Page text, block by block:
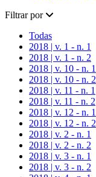
Filtrar por
Todas
2018 | v. 1 - n. 1
2018 | v. 1 - n. 2
2018 | v. 10 - n. 1
2018 | v. 10 - n. 2
2018 | v. 11 - n. 1
2018 | v. 11 - n. 2
2018 | v. 12 - n. 1
2018 | v. 12 - n. 2
2018 | v. 2 - n. 1
2018 | v. 2 - n. 2
2018 | v. 3 - n. 1
2018 | v. 3 - n. 2